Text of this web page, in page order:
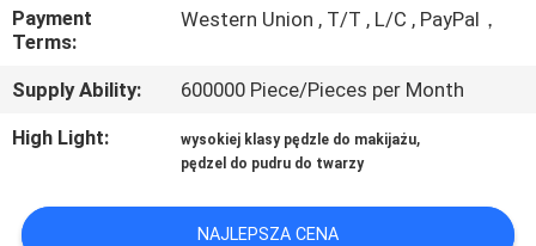
PRIVACY
POLICY
Payment
Terms:
Western Union , T/T , L/C , PayPal，
Supply Ability:
600000 Piece/Pieces per Month
High Light:
wysokiej klasy pędzle do makijażu,
pędzel do pudru do twarzy
NAJLEPSZA CENA